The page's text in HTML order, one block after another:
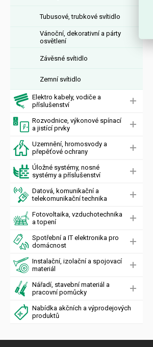
Tubusové, trubkové svítidlo
Vánoční, dekorativní a párty
osvětlení
Závěsné svítidlo
Zemní svítidlo
Elektro kabely, vodiče a
příslušenství
Rozvodnice, výkonové spínací
a jistící prvky
Uzemnění, hromosvody a
přepěťové ochrany
Úložné systémy, nosné
systémy a příslušenství
Datová, komunikační a
telekomunikační technika
Fotovoltaika, vzduchotechnika
a topení
Spotřební a IT elektronika pro
domácnost
Instalační, izolační a spojovací
materiál
Nářadí, stavební materiál a
pracovní pomůcky
Nabídka akčních a výprodejových
produktů